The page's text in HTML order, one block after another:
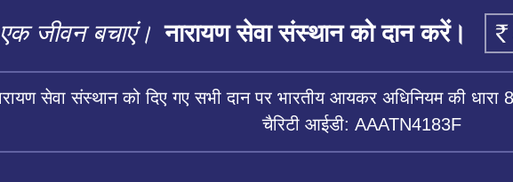
एक जीवन बचाएं। नारायण सेवा संस्थान को दान करें।
सेवा संस्थान को दिए गए सभी दान पर भारतीय आयकर अधिनियम की
चैरिटी आईडी: AAATN4183F